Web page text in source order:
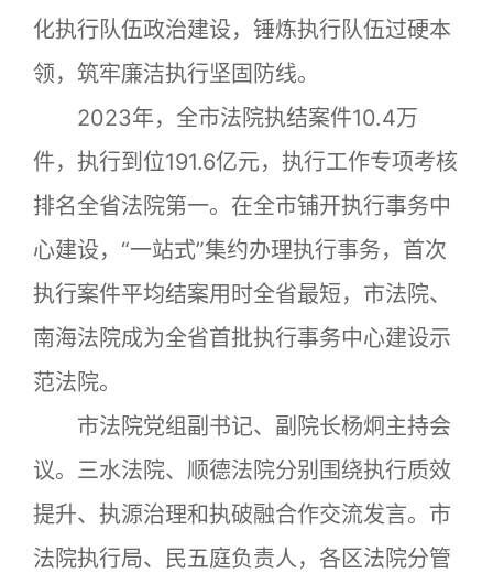
化执行队伍政治建设，锤炼执行队伍过硬本
领，筑牢廉洁执行坚固防线。
2023年，全市法院执结案件10.4万
件，执行到位191.6亿元，执行工作专项考核
排名全省法院第一。在全市铺开执行事务中
心建设，“一站式”集约办理执行事务，首次
执行案件平均结案用时全省最短，市法院、
南海法院成为全省首批执行事务中心建设示
范法院。
市法院党组副书记、副院长杨炯主持会
议。三水法院、顺德法院分别围绕执行质效
提升、执源治理和执破融合作交流发言。市
法院执行局、民五庭负责人，各区法院分管